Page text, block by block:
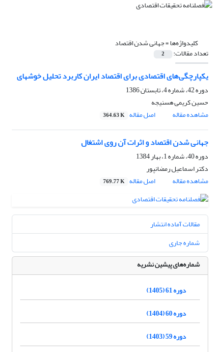
کلیدواژه‌ها =جهانی شدن اقتصاد
تعداد مقالات: 2
یکپارچگی‌های اقتصادی برای اقتصاد ایران کاربرد تحلیل خوشه‎ای
دوره 42، شماره 4، تابستان 1386
حسین کریمی هسنیجه
مشاهده مقاله
اصل مقاله 364.63 K
جهانی شدن اقتصاد و اثرات آن روی اشتغال
دوره 40، شماره 1، بهار 1384
دکتر اسماعیل رمضانپور
مشاهده مقاله
اصل مقاله 769.77 K
مقالات آماده انتشار
شماره جاری
شماره‌های پیشین نشریه
دوره 61 (1405)
دوره 60 (1404)
دوره 59 (1403)